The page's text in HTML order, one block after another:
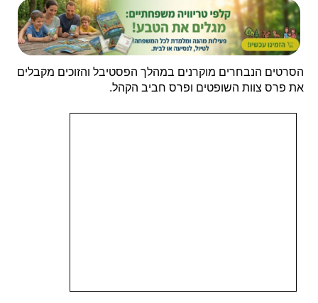
הסרטים הנבחרים מוקרנים במהלך הפסטיבל והזוכים מקבלים
את פרס צוות השופטים ופרס חביב הקהל.